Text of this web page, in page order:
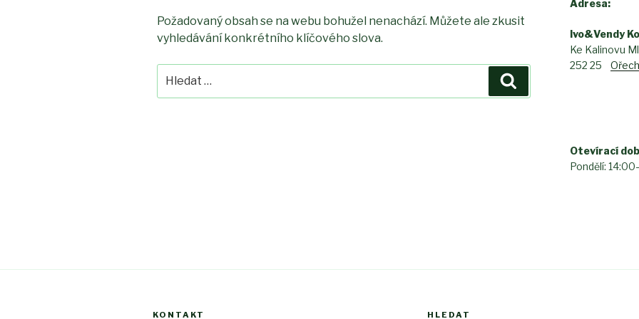
Požadovaný obsah se na webu bohužel nenachází. Můžete ale zkusit
vyhledávání konkrétního klíčového slova.
Adresa:
Ivo&Vendy
Ke Kalinovu
252 25 Ořech
Otevírací
Pondělí:
KONTAKT HLEDAT